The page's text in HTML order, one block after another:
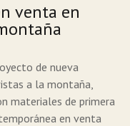
venta en
de nueva
a la montaña,
materiales de primera
en venta